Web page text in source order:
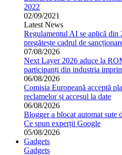
2022
02/09/2021
Latest News
Regulamentul AI se aplică din
pregătește cadrul de
07/08/2026
Next Layer 2026 aduce la
participanți din industria
06/08/2026
Comisia Europeană acceptă
reclamelor și accesul la date
06/08/2026
Blogger a blocat automat sute
Ce spun experții Google
05/08/2026
Gadgets
Gadgets